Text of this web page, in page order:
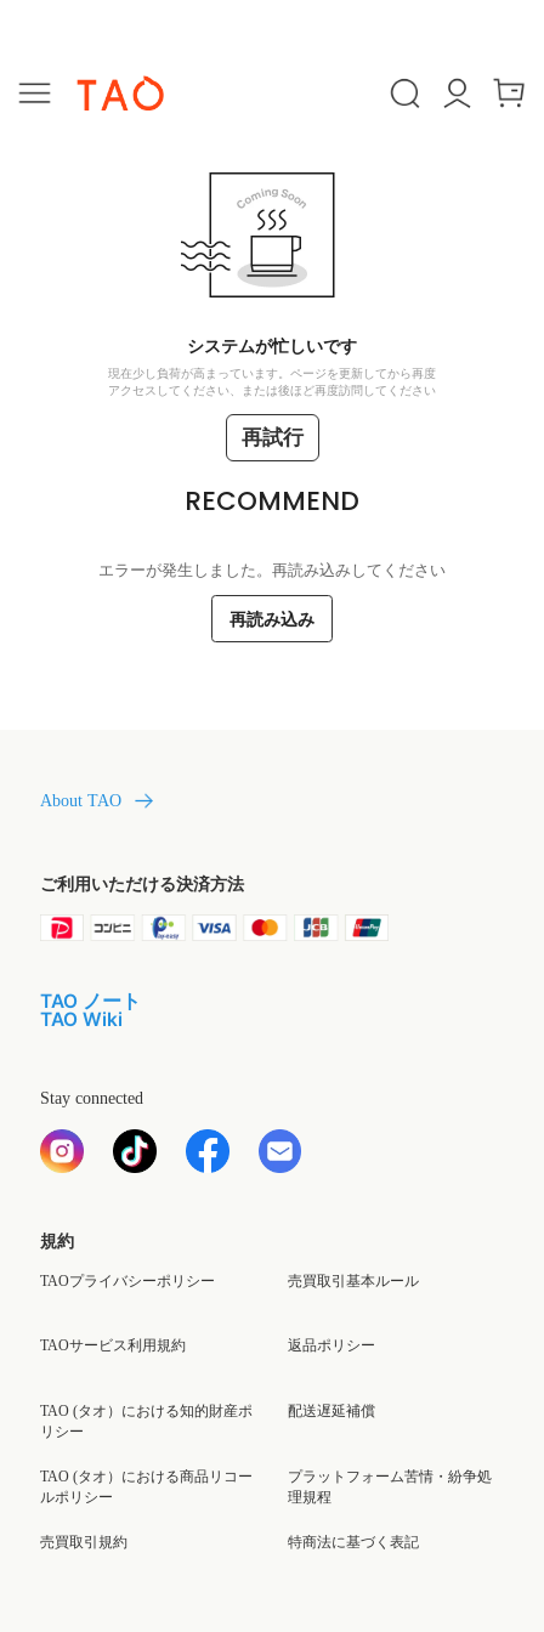
システムが忙しいです
現在少し負荷が高まっています。ページを更新してから再度
アクセスしてください、または後ほど再度訪問してください
再試行
RECOMMEND
エラーが発生しました。再読み込みしてください
再読み込み
About TAO
ご利用いただける決済方法
TAO ノート
TAO Wiki
Stay connected
規約
TAOプライバシーポリシー
TAOサービス利用規約
TAO (タオ）における知的財産ポ
リシー
TAO (タオ）における商品リコー
ルポリシー
売買取引規約
売買取引基本ルール
返品ポリシー
配送遅延補償
プラットフォーム苦情・紛争処
理規程
特商法に基づく表記